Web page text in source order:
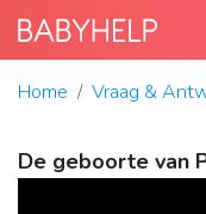
Home Vraag &
De geboorte van